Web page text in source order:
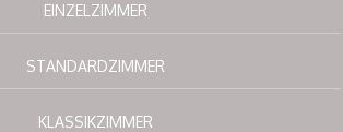
EINZELZIMMER
STANDARDZIMMER
KLASSIKZIMMER
nur auf unserer Website
jetz und bezahlen bei der Abreise